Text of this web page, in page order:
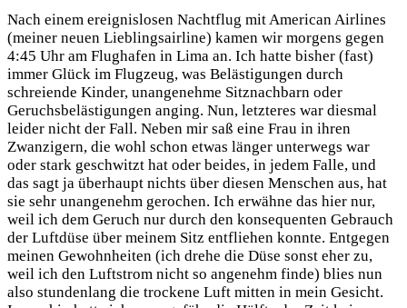
Nach einem ereignislosen Nachtflug mit American Airlines
(meiner neuen Lieblingsairline) kamen wir morgens gegen
4:45 Uhr am Flughafen in Lima an. Ich hatte bisher (fast)
immer Glück im Flugzeug, was Belästigungen durch
schreiende Kinder, unangenehme Sitznachbarn oder
Geruchsbelästigungen anging. Nun, letzteres war diesmal
leider nicht der Fall. Neben mir saß eine Frau in ihren
Zwanzigern, die wohl schon etwas länger unterwegs war
oder stark geschwitzt hat oder beides, in jedem Falle, und
das sagt ja überhaupt nichts über diesen Menschen aus, hat
sie sehr unangenehm gerochen. Ich erwähne das hier nur,
weil ich dem Geruch nur durch den konsequenten Gebrauch
der Luftdüse über meinem Sitz entfliehen konnte. Entgegen
meinen Gewohnheiten (ich drehe die Düse sonst eher zu,
weil ich den Luftstrom nicht so angenehm finde) blies nun
also stundenlang die trockene Luft mitten in mein Gesicht.